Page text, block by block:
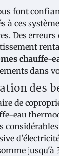
font
à ces
Des
chauffe-
dans
des
de
eau
jusqu'à